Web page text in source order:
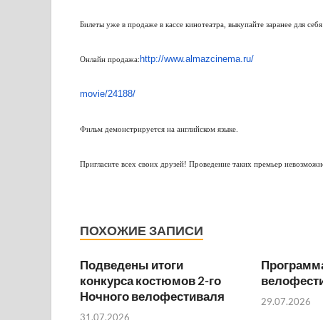
Билеты уже в продаже в кассе кинотеатра, выкупайте заранее для
Онлайн продажа: http://www.almazcinema.ru/
movie/24188/
Фильм демонстрируется на английском языке.
Пригласите всех своих друзей! Проведение таких премьер
ПОХОЖИЕ ЗАПИСИ
Подведены итоги
конкурса костюмов 2-го
Ночного велофестиваля
31.07.2026
29.07.2026